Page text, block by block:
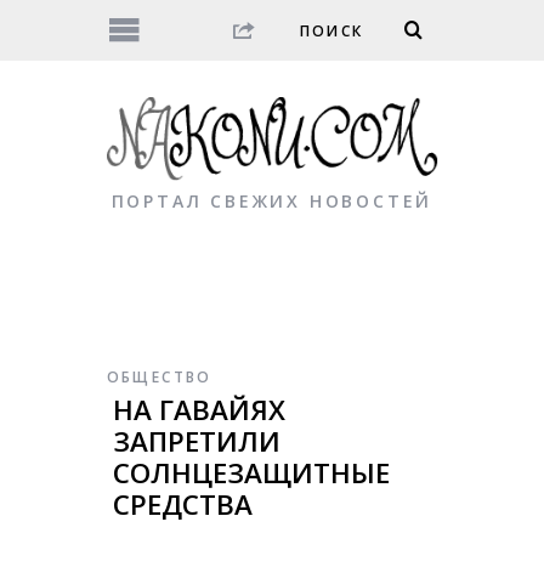
ПОРТАЛ СВЕЖИХ НОВОСТЕЙ
ОБЩЕСТВО
НА ГАВАЙЯХ
ЗАПРЕТИЛИ
СОЛНЦЕЗАЩИТНЫЕ
СРЕДСТВА